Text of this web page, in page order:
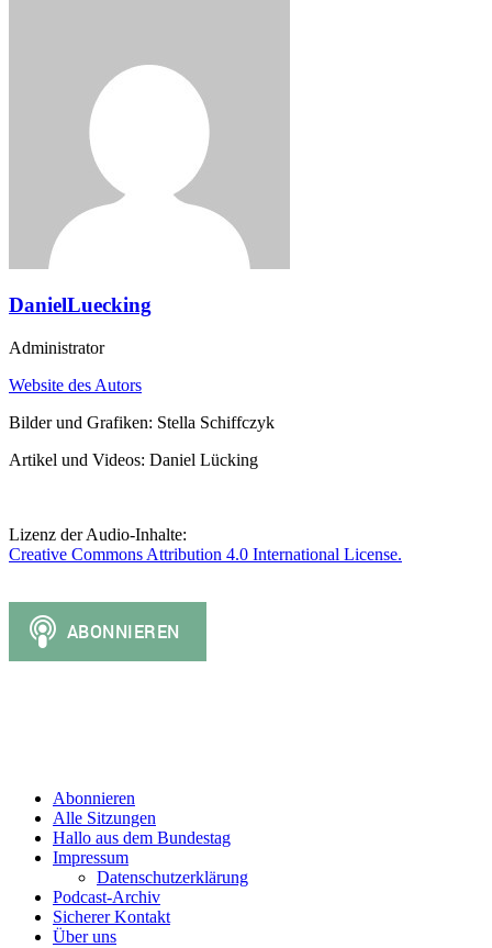
DanielLuecking
Administrator
Website des Autors
Bilder und Grafiken: Stella Schiffczyk
Artikel und Videos: Daniel Lücking
Lizenz der Audio-Inhalte:
Creative Commons Attribution 4.0 International License.
Abonnieren
Alle Sitzungen
Hallo aus dem Bundestag
Impressum
Datenschutzerklärung
Podcast-Archiv
Sicherer Kontakt
Über uns